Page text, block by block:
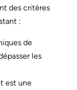
des critères
:
de
les
est une